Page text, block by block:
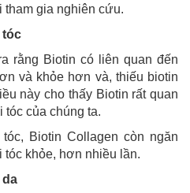
gia nghiên cứu.
tóc
rằng Biotin có liên quan đến
và khỏe hơn và, thiếu biotin
này cho thấy Biotin rất quan
tóc của chúng ta.
Biotin Collagen còn ngăn
khỏe, hơn nhiều lần.
da